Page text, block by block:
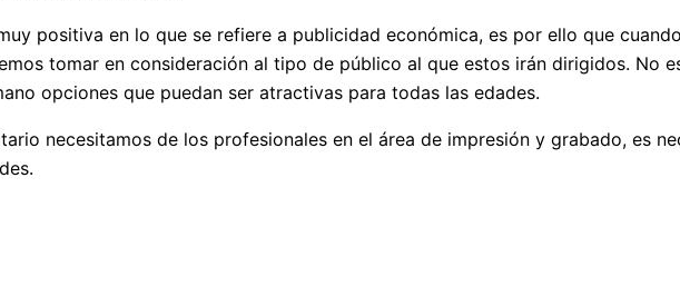
positiva en lo que se refiere a publicidad económica, es por ello que
tomar en consideración al tipo de público al que estos irán dirigidos. No
opciones que puedan ser atractivas para todas las edades.
necesitamos de los profesionales en el área de impresión y grabado, es